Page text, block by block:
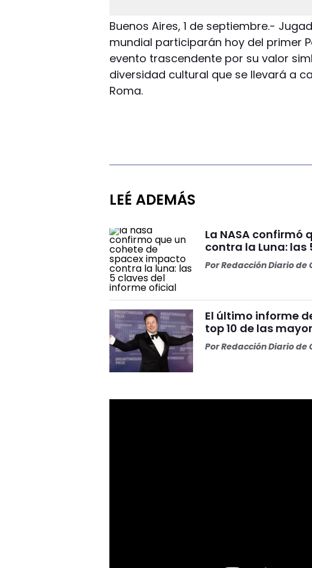
Buenos Aires, 1 de septiembre.-
mundial participarán hoy del primer
evento trascendente por su valor
diversidad cultural que se llevará a
Roma.
LEÉ ADEMÁS
La NASA confirmó
contra la Luna:
PorRedacción Diario de
El último informe
top 10 de las
PorRedacción Diario de